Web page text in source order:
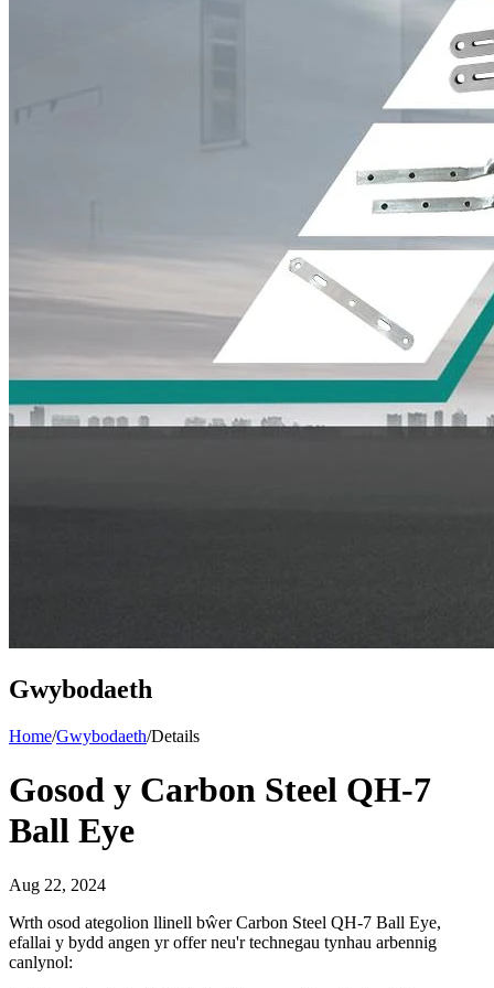
Gwybodaeth
Home/Gwybodaeth/Details
Gosod y Carbon Steel QH-7
Ball Eye
Aug 22, 2024
Wrth osod ategolion llinell bŵer Carbon Steel QH-7 Ball Eye,
efallai y bydd angen yr offer neu'r technegau tynhau arbennig
canlynol: